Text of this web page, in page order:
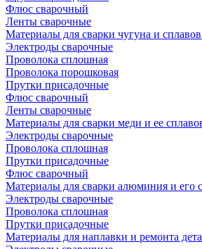
Флюс сварочный
Ленты сварочные
Материалы для сварки чугуна и
Электроды сварочные
Проволока сплошная
Проволока порошковая
Прутки присадочные
Флюс сварочный
Ленты сварочные
Материалы для сварки меди и ее
Электроды сварочные
Проволока сплошная
Прутки присадочные
Флюс сварочный
Материалы для сварки алюминия и его
Электроды сварочные
Проволока сплошная
Прутки присадочные
Материалы для наплавки и ремонта